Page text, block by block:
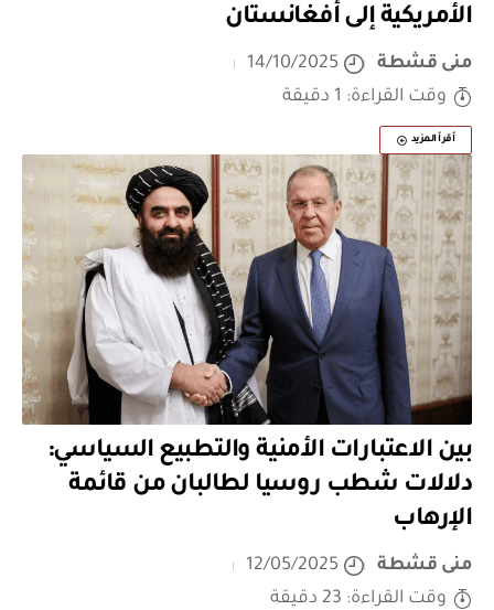
الأمريكية إلى أفغانستان
منى قشطة
14/10/2025
وقت القراءة: 1 دقيقة
أقرأ المزيد
بين الاعتبارات الأمنية والتطبيع السياسي:
دلالات شطب روسيا لطالبان من قائمة
الإرهاب
منى قشطة
12/05/2025
وقت القراءة: 23 دقيقة